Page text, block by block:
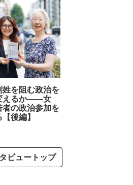
姓を阻む政治を
えるか――女
者の政治参加を
後編】
ビュートップ